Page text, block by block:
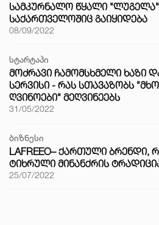
ᲡᲐᲛᲙᲣᲠᲜᲐᲚᲝ ᲬᲧᲐᲚᲘ
ᲡᲐᲥᲐᲠᲗᲕᲔᲚᲝᲨᲘᲪ ᲒᲐᲘᲧᲘᲓᲔᲑᲐ
08/09/2022
სტარტაპი
ᲛᲝᲫᲠᲐᲕᲘ ᲩᲐᲛᲝᲛᲡᲮᲛᲔᲚᲘ ᲮᲐᲖᲘ
ᲡᲔᲠᲕᲘᲡᲘ - ᲠᲐᲡ ᲡᲗᲐᲕᲐᲖᲝᲑᲡ
ᲦᲕᲘᲜᲝᲔᲑᲘ" ᲛᲔᲦᲕᲘᲜᲔᲔᲑᲡ
31/05/2022
ბიზნესი
LAFREEO– ᲥᲐᲠᲗᲣᲚᲘ ᲑᲠᲔᲜᲓᲘ,
ᲢᲘᲮᲠᲣᲚᲘ ᲛᲘᲜᲐᲜᲥᲠᲘᲡ
25/07/2022